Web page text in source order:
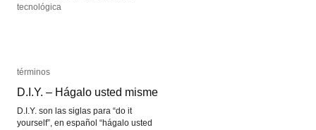
tecnológica
tecnológica
términos
D.I.Y. – Hágalo usted misme
D.I.Y. son las siglas para “do it
yourself”, en español “hágalo usted
términos
D.I.Y. – Hágalo usted misme